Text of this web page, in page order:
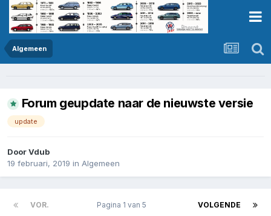
Algemeen
Forum geupdate naar de nieuwste versie
update
DoorVdub
19 februari, 2019 in Algemeen
VOR. VOLGENDE
Pagina 1 van 5